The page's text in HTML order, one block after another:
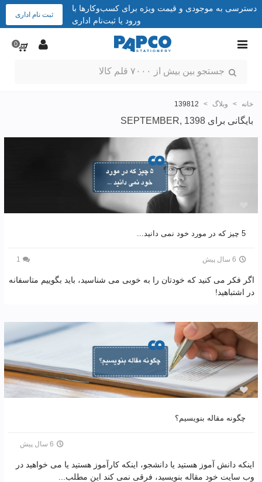
دسترسی به موجودی و قیمت ویژه برای کسب‌وکارها با
ورود یا ثبت‌نام اداری
ثبت نام اداری
0
خانه > وبلاگ >
139812
بایگانی برای SEPTEMBER, 1398
5 چیز که در مورد خود نمی دانید...
1 6 سال پیش
اگر فکر می کنید که خودتان را به خوبی می شناسید، باید بگوییم متاسفانه
در اشتباهید!
چگونه مقاله بنویسیم؟
6 سال پیش
اینکه دانش آموز هستید یا دانشجو، اینکه کارآموز هستید یا می خواهید در
وب سایت خود مقاله بنویسید، فرقی نمی کند این مطلب...